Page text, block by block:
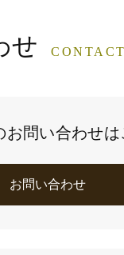
せ
お問い合わせは
お問い合わせ